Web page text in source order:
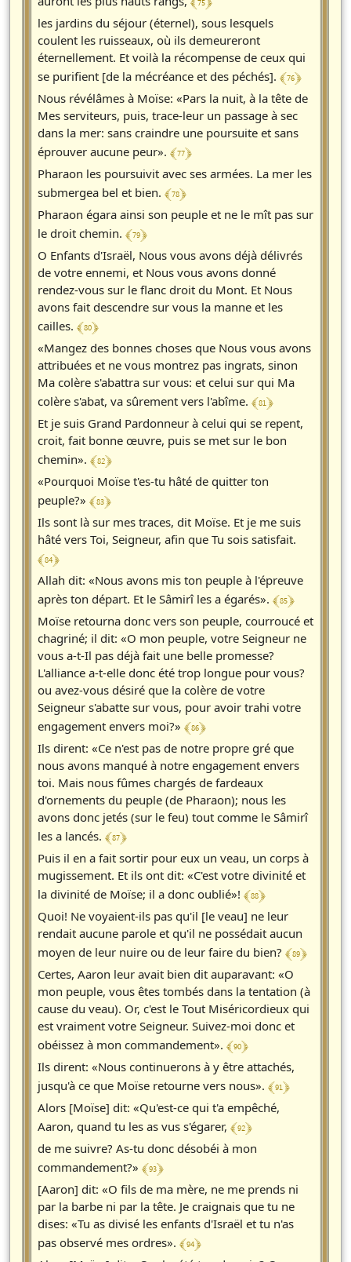
les jardins du séjour (éternel), sous lesquels
coulent les ruisseaux, où ils demeureront
éternellement. Et voilà la récompense de ceux qui
se purifient [de la mécréance et des péchés]. ﴾ 76 ﴿
Nous révélâmes à Moïse: «Pars la nuit, à la tête de
Mes serviteurs, puis, trace-leur un passage à sec
dans la mer: sans craindre une poursuite et sans
éprouver aucune peur». ﴾ 77 ﴿
Pharaon les poursuivit avec ses armées. La mer les
submergea bel et bien. ﴾ 78 ﴿
Pharaon égara ainsi son peuple et ne le mît pas sur
le droit chemin. ﴾ 79 ﴿
O Enfants d'Israël, Nous vous avons déjà délivrés
de votre ennemi, et Nous vous avons donné
rendez-vous sur le flanc droit du Mont. Et Nous
avons fait descendre sur vous la manne et les
cailles. ﴾ 80 ﴿
«Mangez des bonnes choses que Nous vous avons
attribuées et ne vous montrez pas ingrats, sinon
Ma colère s'abattra sur vous: et celui sur qui Ma
colère s'abat, va sûrement vers l'abîme. ﴾ 81 ﴿
Et je suis Grand Pardonneur à celui qui se repent,
croit, fait bonne œuvre, puis se met sur le bon
chemin». ﴾ 82 ﴿
«Pourquoi Moïse t'es-tu hâté de quitter ton
peuple?» ﴾ 83 ﴿
Ils sont là sur mes traces, dit Moïse. Et je me suis
hâté vers Toi, Seigneur, afin que Tu sois satisfait.
﴾ 84 ﴿
Allah dit: «Nous avons mis ton peuple à l'épreuve
après ton départ. Et le Sâmirî les a égarés». ﴾ 85 ﴿
Moïse retourna donc vers son peuple, courroucé et
chagriné; il dit: «O mon peuple, votre Seigneur ne
vous a-t-Il pas déjà fait une belle promesse?
L'alliance a-t-elle donc été trop longue pour vous?
ou avez-vous désiré que la colère de votre
Seigneur s'abatte sur vous, pour avoir trahi votre
engagement envers moi?» ﴾ 86 ﴿
Ils dirent: «Ce n'est pas de notre propre gré que
nous avons manqué à notre engagement envers
toi. Mais nous fûmes chargés de fardeaux
d'ornements du peuple (de Pharaon); nous les
avons donc jetés (sur le feu) tout comme le Sâmirî
les a lancés. ﴾ 87 ﴿
Puis il en a fait sortir pour eux un veau, un corps à
mugissement. Et ils ont dit: «C'est votre divinité et
la divinité de Moïse; il a donc oublié»! ﴾ 88 ﴿
Quoi! Ne voyaient-ils pas qu'il [le veau] ne leur
rendait aucune parole et qu'il ne possédait aucun
moyen de leur nuire ou de leur faire du bien? ﴾ 89 ﴿
Certes, Aaron leur avait bien dit auparavant: «O
mon peuple, vous êtes tombés dans la tentation (à
cause du veau). Or, c'est le Tout Miséricordieux qui
est vraiment votre Seigneur. Suivez-moi donc et
obéissez à mon commandement». ﴾ 90 ﴿
Ils dirent: «Nous continuerons à y être attachés,
jusqu'à ce que Moïse retourne vers nous». ﴾ 91 ﴿
Alors [Moïse] dit: «Qu'est-ce qui t'a empêché,
Aaron, quand tu les as vus s'égarer, ﴾ 92 ﴿
de me suivre? As-tu donc désobéi à mon
commandement?» ﴾ 93 ﴿
[Aaron] dit: «O fils de ma mère, ne me prends ni
par la barbe ni par la tête. Je craignais que tu ne
dises: «Tu as divisé les enfants d'Israël et tu n'as
pas observé mes ordres». ﴾ 94 ﴿